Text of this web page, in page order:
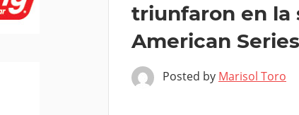
triunfaron en la
American
Posted by Marisol Toro